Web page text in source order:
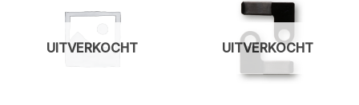
UITVERKOCHT UITVERKOCHT